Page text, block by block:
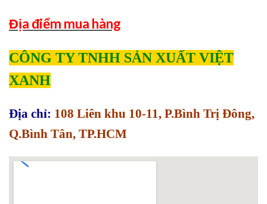
Địa điểm mua hàng
CÔNG TY TNHH SẢN XUẤT VIỆT
XANH
Địa chỉ: 108 Liên khu 10-11, P.Bình Trị Đông,
Q.Bình Tân, TP.HCM